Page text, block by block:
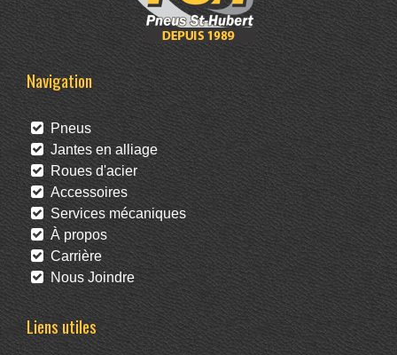
Navigation
Pneus
Jantes en alliage
Roues d'acier
Accessoires
Services mécaniques
À propos
Carrière
Nous Joindre
Liens utiles